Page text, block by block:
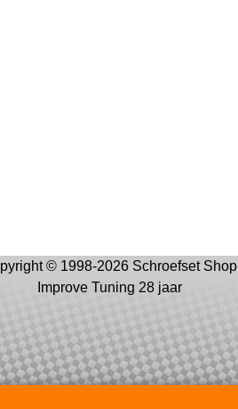
© 1998-2026 Schroefset Shop
Improve Tuning 28 jaar